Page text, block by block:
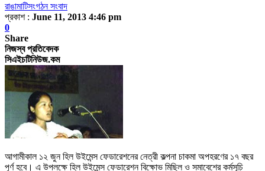
রাঙামাটিসংগঠন সংবাদ
প্রকাশ : June 11, 2013 4:46 pm
0
Share
নিজস্ব প্রতিবেদক
সিএইচটিনিউজ.কম
আগামীকাল ১২ জুন হিল উইমেন্স ফেডারেশনের নেত্রী কল্পনা চাকমা অপহরণের ১৭ বছর
পূর্ণ হবে। এ উপলক্ষে হিল উইমেন্স ফেডারেশন বিক্ষোভ মিছিল ও সমাবেশের কর্মসূচি